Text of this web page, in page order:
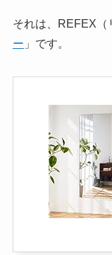
それは、REFEX（
ー 」です。